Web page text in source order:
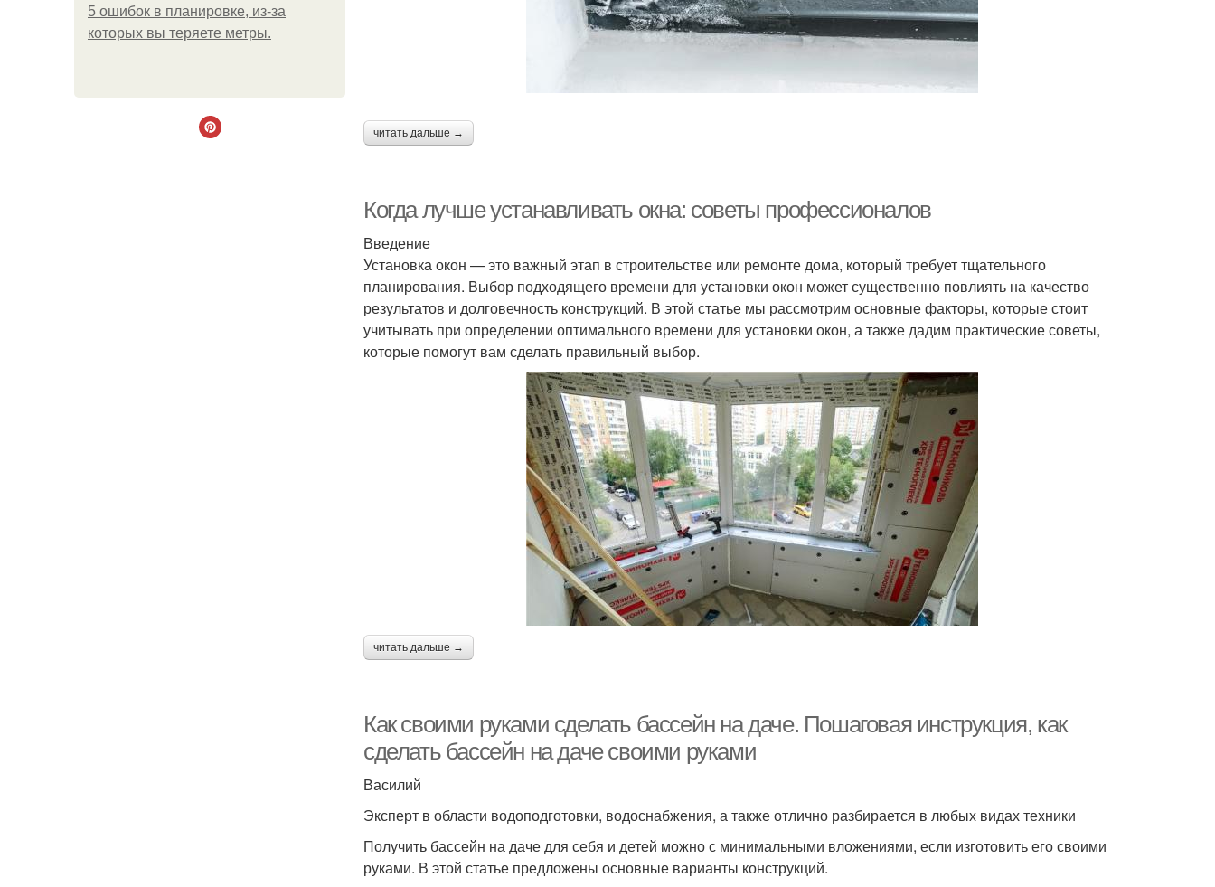
5 ошибок в планировке, из-за
которых вы теряете метры.
читать дальше →
Когда лучше устанавливать окна: советы профессионалов
Введение
Установка окон — это важный этап в строительстве или ремонте дома, который требует тщательного
планирования. Выбор подходящего времени для установки окон может существенно повлиять на качество
результатов и долговечность конструкций. В этой статье мы рассмотрим основные факторы, которые стоит
учитывать при определении оптимального времени для установки окон, а также дадим практические советы,
которые помогут вам сделать правильный выбор.
читать дальше →
Как своими руками сделать бассейн на даче. Пошаговая инструкция, как
сделать бассейн на даче своими руками
Василий
Эксперт в области водоподготовки, водоснабжения, а также отлично разбирается в любых видах техники
Получить бассейн на даче для себя и детей можно с минимальными вложениями, если изготовить его своими
руками. В этой статье предложены основные варианты конструкций.